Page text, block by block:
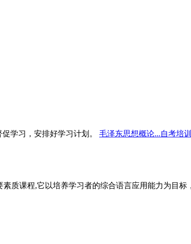
学习，安排好学习计划。 毛泽东思想概论...自考培
质课程,它以培养学习者的综合语言应用能力为目